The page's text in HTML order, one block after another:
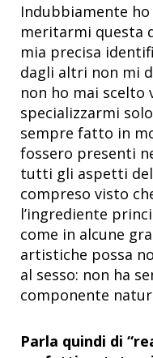
Indubbiamente
meritarmi questa
mia precisa
dagli altri non mi
non ho mai
specializzarmi
sempre fatto in
fossero presenti
tutti gli aspetti
compreso visto
l’ingrediente
come in alcune
artistiche possa
al sesso: non ha
componente
Parla quindi di